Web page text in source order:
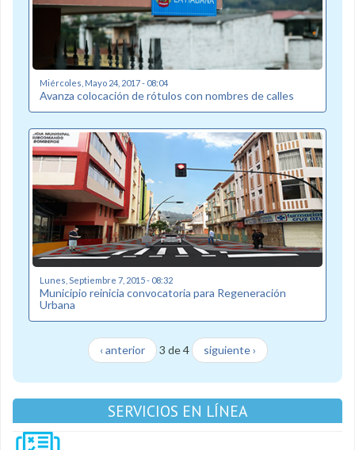
Miércoles, Mayo 24, 2017 - 08:04
Avanza colocación de rótulos con nombres de calles
Lunes, Septiembre 7, 2015 - 08:32
Municipio reinicia convocatoria para Regeneración
Urbana
‹ anterior 3 de 4 siguiente ›
SERVICIOS EN LÍNEA